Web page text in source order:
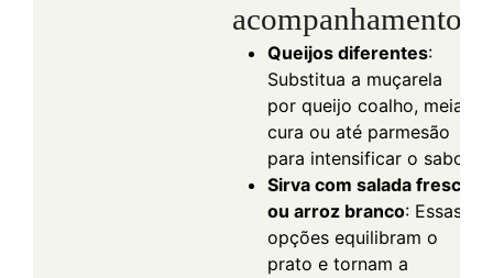
acompanhamentos
Queijos diferentes:
Substitua a muçarela
por queijo coalho, meia-
cura ou até parmesão
para intensificar o sabor.
Sirva com salada fresca
ou arroz branco: Essas
opções equilibram o
prato e tornam a